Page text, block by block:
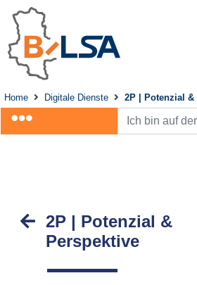
Home Digitale Dienste 2P | Potenzial &
2P | Potenzial &
Perspektive